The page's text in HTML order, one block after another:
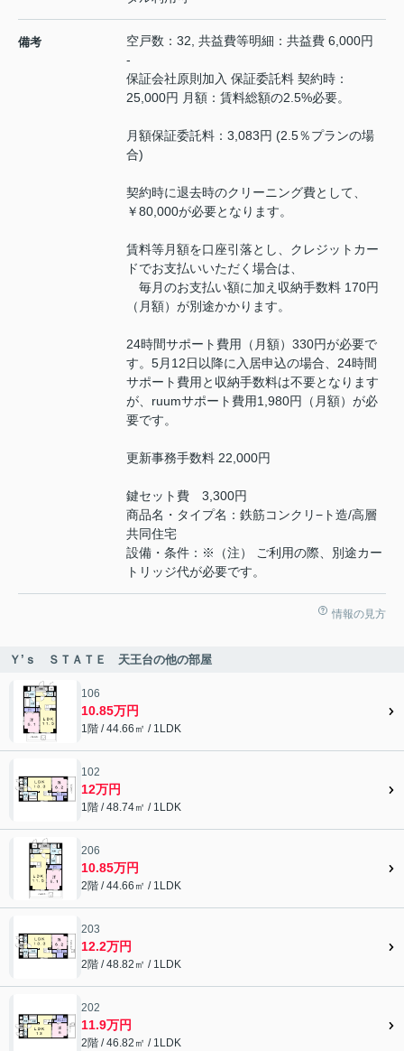
備考
空戸数：32, 共益費等明細：共益費 6,000円
-
保証会社原則加入 保証委託料 契約時：
25,000円 月額：賃料総額の2.5%必要。
月額保証委託料：3,083円 (2.5％プランの場
合)
契約時に退去時のクリーニング費として、
￥80,000が必要となります。
賃料等月額を口座引落とし、クレジットカー
ドでお支払いいただく場合は、
毎月のお支払い額に加え収納手数料 170円
（月額）が別途かかります。
24時間サポート費用（月額）330円が必要で
す。5月12日以降に入居申込の場合、24時間
サポート費用と収納手数料は不要となります
が、ruumサポート費用1,980円（月額）が必
要です。
更新事務手数料 22,000円
鍵セット費 3,300円
商品名・タイプ名：鉄筋コンクリ−ト造/高層
共同住宅
設備・条件：※（注） ご利用の際、別途カー
トリッジ代が必要です。
情報の見方
Ｙ’ｓ ＳＴＡＴＥ 天王台の他の部屋
106
10.85万円
1階 / 44.66㎡ / 1LDK
102
12万円
1階 / 48.74㎡ / 1LDK
206
10.85万円
2階 / 44.66㎡ / 1LDK
203
12.2万円
2階 / 48.82㎡ / 1LDK
202
11.9万円
2階 / 46.82㎡ / 1LDK